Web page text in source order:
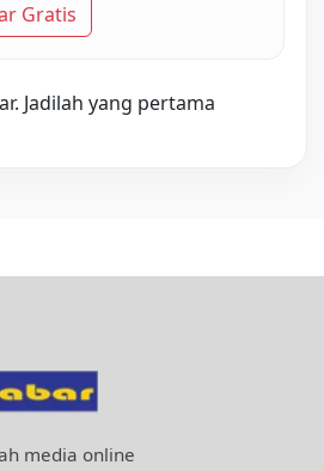
Gratis
Jadilah yang pertama
media online